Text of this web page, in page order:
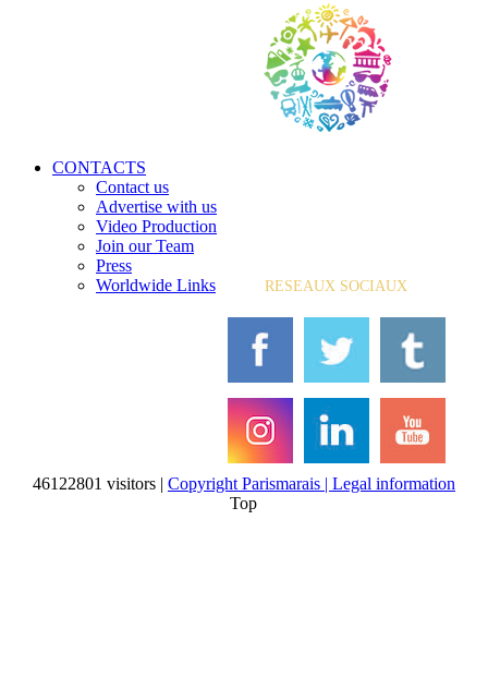
CONTACTS
Contact us
Advertise with us
Video Production
Join our Team
Press
Worldwide Links
RESEAUX SOCIAUX
46122801 visitors | Copyright Parismarais | Legal information
Top